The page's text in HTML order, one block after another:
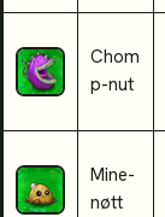
Chom
p-nut
Mine-
nøtt